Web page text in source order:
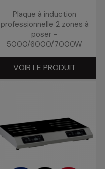
Plaque à induction
professionnelle 2 zones à
poser -
5000/6000/7000W
VOIR LE PRODUIT